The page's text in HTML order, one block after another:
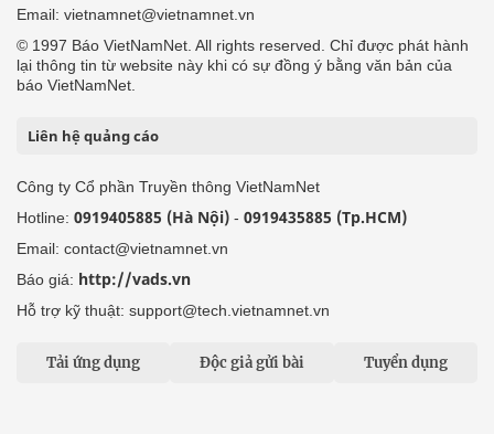
Email: vietnamnet@vietnamnet.vn
© 1997 Báo VietNamNet. All rights reserved. Chỉ được phát hành
lại thông tin từ website này khi có sự đồng ý bằng văn bản của
báo VietNamNet.
Liên hệ quảng cáo
Công ty Cổ phần Truyền thông VietNamNet
Hotline: 0919405885 (Hà Nội) - 0919435885 (Tp.HCM)
Email: contact@vietnamnet.vn
Báo giá: http://vads.vn
Hỗ trợ kỹ thuật: support@tech.vietnamnet.vn
Tải ứng dụng Độc giả gửi bài Tuyển dụng